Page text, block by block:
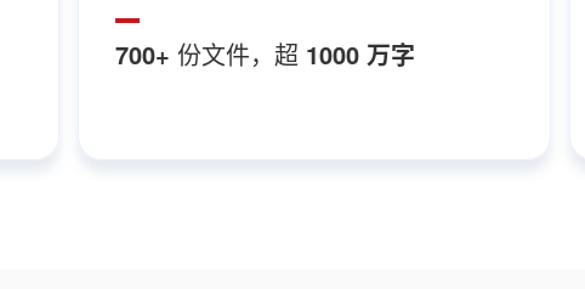
700+ 份文件，超 1000 万字